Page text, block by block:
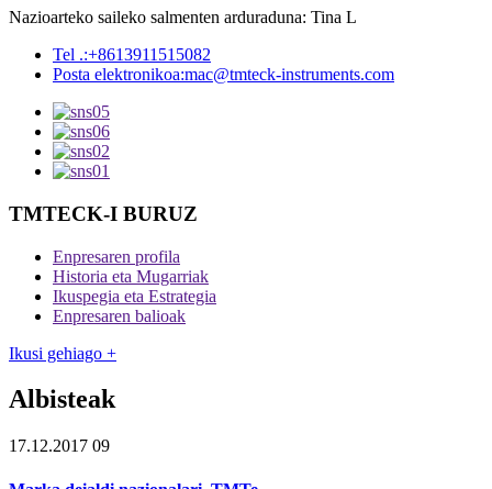
Nazioarteko saileko salmenten arduraduna: Tina L
Tel .:+8613911515082
Posta elektronikoa:mac@tmteck-instruments.com
TMTECK-I BURUZ
Enpresaren profila
Historia eta Mugarriak
Ikuspegia eta Estrategia
Enpresaren balioak
Ikusi gehiago +
Albisteak
17.12.2017 09